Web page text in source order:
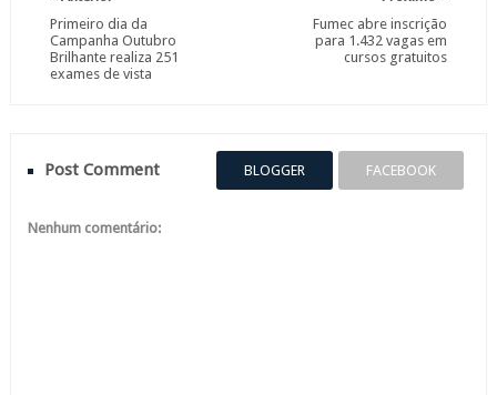
Fumec abre inscrição
para 1.432 vagas em
cursos gratuitos
Primeiro dia da
Campanha Outubro
Brilhante realiza 251
exames de vista
Post Comment BLOGGER FACEBOOK
Nenhum comentário: